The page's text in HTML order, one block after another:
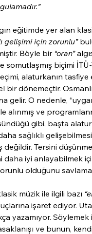
eğitimde yer alan
gelişimi için zorunlu”
Böyle bir “oran”
somutlaşmış biçimi İTÜ-
alaturkanın tasfiye
bir dönemeçtir.
gelir. O nedenle,
alınmış ve
gibi, başta
sağlıklı
değildir. Tersini
daha iyi anlayabilmek
olduğunu
müzik ile ilgili bazı
işaret ediyor.
yazamıyor. Söylemek
ve bunun,